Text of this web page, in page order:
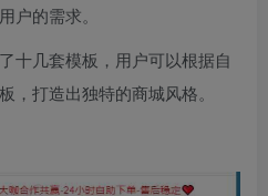
户的需求。
十几套模板，用户可以根据自
，打造出独特的商城风格。